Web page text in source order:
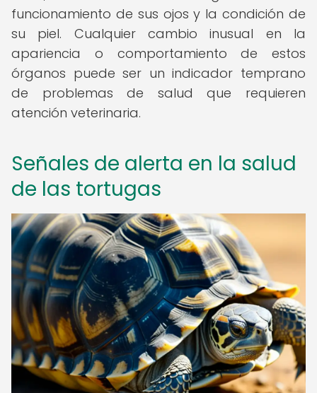
funcionamiento de sus ojos y la condición de
su piel. Cualquier cambio inusual en la
apariencia o comportamiento de estos
órganos puede ser un indicador temprano
de problemas de salud que requieren
atención veterinaria.
Señales de alerta en la salud
de las tortugas